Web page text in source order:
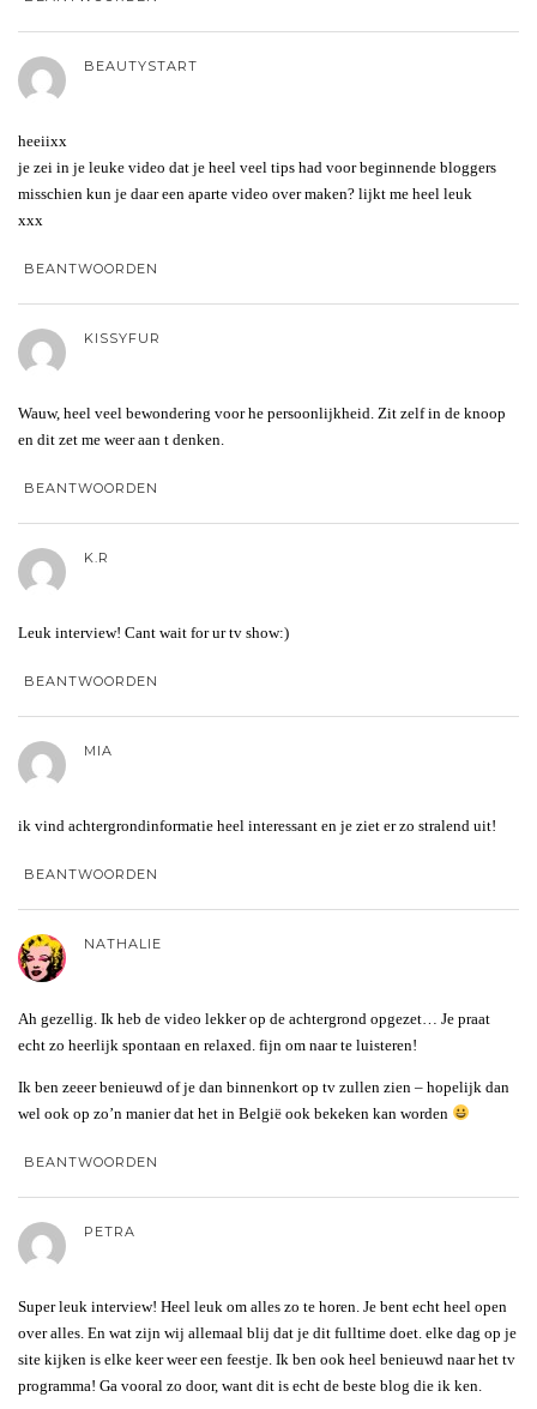
BEAUTYSTART
heeiixx
je zei in je leuke video dat je heel veel tips had voor beginnende bloggers
misschien kun je daar een aparte video over maken? lijkt me heel leuk
xxx
BEANTWOORDEN
KISSYFUR
Wauw, heel veel bewondering voor he persoonlijkheid. Zit zelf in de knoop
en dit zet me weer aan t denken.
BEANTWOORDEN
K.R
Leuk interview! Cant wait for ur tv show:)
BEANTWOORDEN
MIA
ik vind achtergrondinformatie heel interessant en je ziet er zo stralend uit!
BEANTWOORDEN
NATHALIE
Ah gezellig. Ik heb de video lekker op de achtergrond opgezet… Je praat
echt zo heerlijk spontaan en relaxed. fijn om naar te luisteren!
Ik ben zeeer benieuwd of je dan binnenkort op tv zullen zien – hopelijk dan
wel ook op zo’n manier dat het in België ook bekeken kan worden
BEANTWOORDEN
PETRA
Super leuk interview! Heel leuk om alles zo te horen. Je bent echt heel open
over alles. En wat zijn wij allemaal blij dat je dit fulltime doet. elke dag op je
site kijken is elke keer weer een feestje. Ik ben ook heel benieuwd naar het tv
programma! Ga vooral zo door, want dit is echt de beste blog die ik ken.